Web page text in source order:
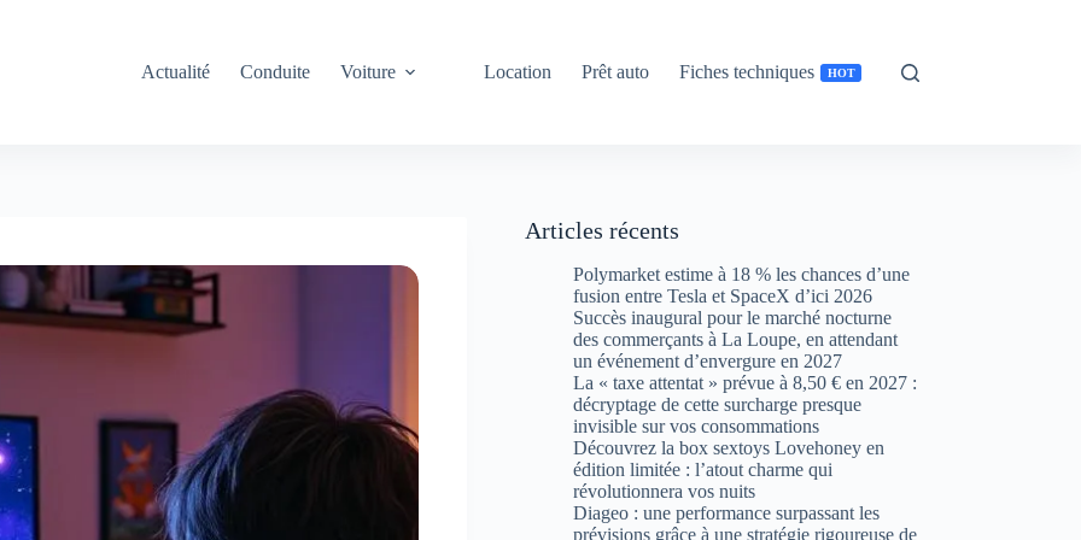
Actualité Conduite Voiture Location Prêt auto Fiches techniques HOT
Articles récents
Polymarket estime à 18 % les chances d’une
fusion entre Tesla et SpaceX d’ici 2026
Succès inaugural pour le marché nocturne
des commerçants à La Loupe, en attendant
un événement d’envergure en 2027
La « taxe attentat » prévue à 8,50 € en 2027 :
décryptage de cette surcharge presque
invisible sur vos consommations
Découvrez la box sextoys Lovehoney en
édition limitée : l’atout charme qui
révolutionnera vos nuits
Diageo : une performance surpassant les
prévisions grâce à une stratégie rigoureuse de